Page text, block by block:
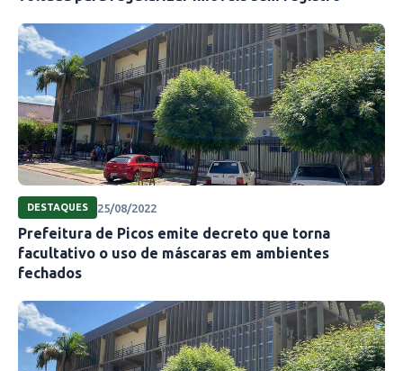
DESTAQUES 25/08/2022
Prefeitura de Picos emite decreto que torna
facultativo o uso de máscaras em ambientes
fechados